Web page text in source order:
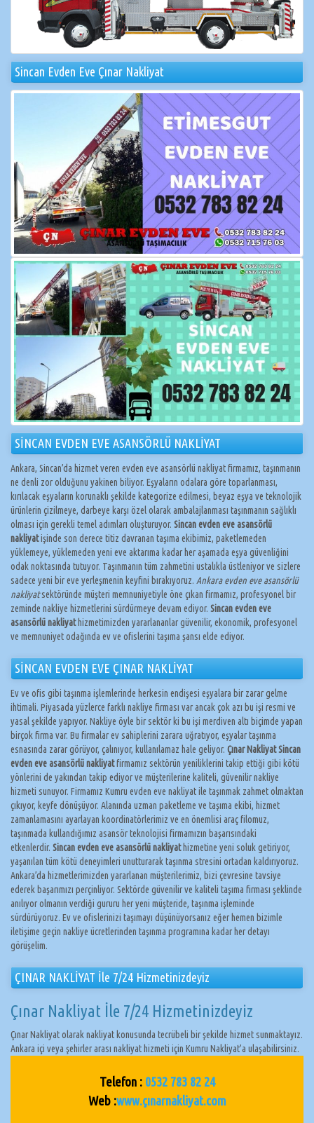
Sincan Evden Eve Çınar Nakliyat
SİNCAN EVDEN EVE ASANSÖRLÜ NAKLİYAT
Ankara, Sincan’da hizmet veren evden eve asansörlü nakliyat firmamız, taşınmanın
ne denli zor olduğunu yakinen biliyor. Eşyaların odalara göre toparlanması,
kırılacak eşyaların korunaklı şekilde kategorize edilmesi, beyaz eşya ve teknolojik
ürünlerin çizilmeye, darbeye karşı özel olarak ambalajlanması taşınmanın sağlıklı
olması için gerekli temel adımları oluşturuyor. Sincan evden eve asansörlü
nakliyatişinde son derece titiz davranan taşıma ekibimiz, paketlemeden
yüklemeye, yüklemeden yeni eve aktarıma kadar her aşamada eşya güvenliğini
odak noktasında tutuyor. Taşınmanın tüm zahmetini ustalıkla üstleniyor ve sizlere
sadece yeni bir eve yerleşmenin keyfini bırakıyoruz. Ankara evden eve asansörlü
nakliyatsektöründe müşteri memnuniyetiyle öne çıkan firmamız, profesyonel bir
zeminde nakliye hizmetlerini sürdürmeye devam ediyor. Sincan evden eve
asansörlü nakliyathizmetimizden yararlananlar güvenilir, ekonomik, profesyonel
ve memnuniyet odağında ev ve ofislerini taşıma şansı elde ediyor.
SİNCAN EVDEN EVE ÇINAR NAKLİYAT
Ev ve ofis gibi taşınma işlemlerinde herkesin endişesi eşyalara bir zarar gelme
ihtimali. Piyasada yüzlerce farklı nakliye firması var ancak çok azı bu işi resmi ve
yasal şekilde yapıyor. Nakliye öyle bir sektör ki bu işi merdiven altı biçimde yapan
birçok firma var. Bu firmalar ev sahiplerini zarara uğratıyor, eşyalar taşınma
esnasında zarar görüyor, çalınıyor, kullanılamaz hale geliyor. Çınar Nakliyat Sincan
evden eve asansörlü nakliyatfirmamız sektörün yeniliklerini takip ettiği gibi kötü
yönlerini de yakından takip ediyor ve müşterilerine kaliteli, güvenilir nakliye
hizmeti sunuyor. Firmamız Kumru evden eve nakliyat ile taşınmak zahmet olmaktan
çıkıyor, keyfe dönüşüyor. Alanında uzman paketleme ve taşıma ekibi, hizmet
zamanlamasını ayarlayan koordinatörlerimiz ve en önemlisi araç filomuz,
taşınmada kullandığımız asansör teknolojisi firmamızın başarısındaki
etkenlerdir. Sincan evden eve asansörlü nakliyathizmetine yeni soluk getiriyor,
yaşanılan tüm kötü deneyimleri unutturarak taşınma stresini ortadan kaldırıyoruz.
Ankara’da hizmetlerimizden yararlanan müşterilerimiz, bizi çevresine tavsiye
ederek başarımızı perçinliyor. Sektörde güvenilir ve kaliteli taşıma firması şeklinde
anılıyor olmanın verdiği gururu her yeni müşteride, taşınma işleminde
sürdürüyoruz. Ev ve ofislerinizi taşımayı düşünüyorsanız eğer hemen bizimle
iletişime geçin nakliye ücretlerinden taşınma programına kadar her detayı
görüşelim.
ÇINAR NAKLİYAT İle 7/24 Hizmetinizdeyiz
Çınar Nakliyat İle 7/24 Hizmetinizdeyiz
Çınar Nakliyat olarak nakliyat konusunda tecrübeli bir şekilde hizmet sunmaktayız.
Ankara içi veya şehirler arası nakliyat hizmeti için Kumru Nakliyat’a ulaşabilirsiniz.
Telefon : 0532 783 82 24
Web :www.çınarnakliyat.com